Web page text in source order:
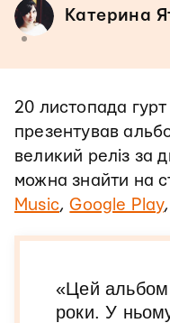
Катерина
20 листопада
презентував
великий реліз за
можна знайти на
Music,Google Play,
«Цей
роки. У